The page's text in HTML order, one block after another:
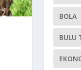
BOLA
BULU